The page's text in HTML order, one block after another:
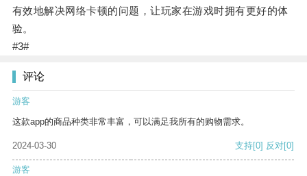
有效地解决网络卡顿的问题，让玩家在游戏时拥有更好的体
验。
#3#
评论
游客
这款app的商品种类非常丰富，可以满足我所有的购物需求。
2024-03-30 支持[0] 反对[0]
游客